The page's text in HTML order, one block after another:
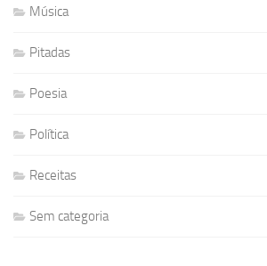
Música
Pitadas
Poesia
Política
Receitas
Sem categoria